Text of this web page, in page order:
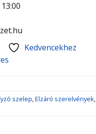
Kedvencekhez
szelep,Elzáró szerelvények,